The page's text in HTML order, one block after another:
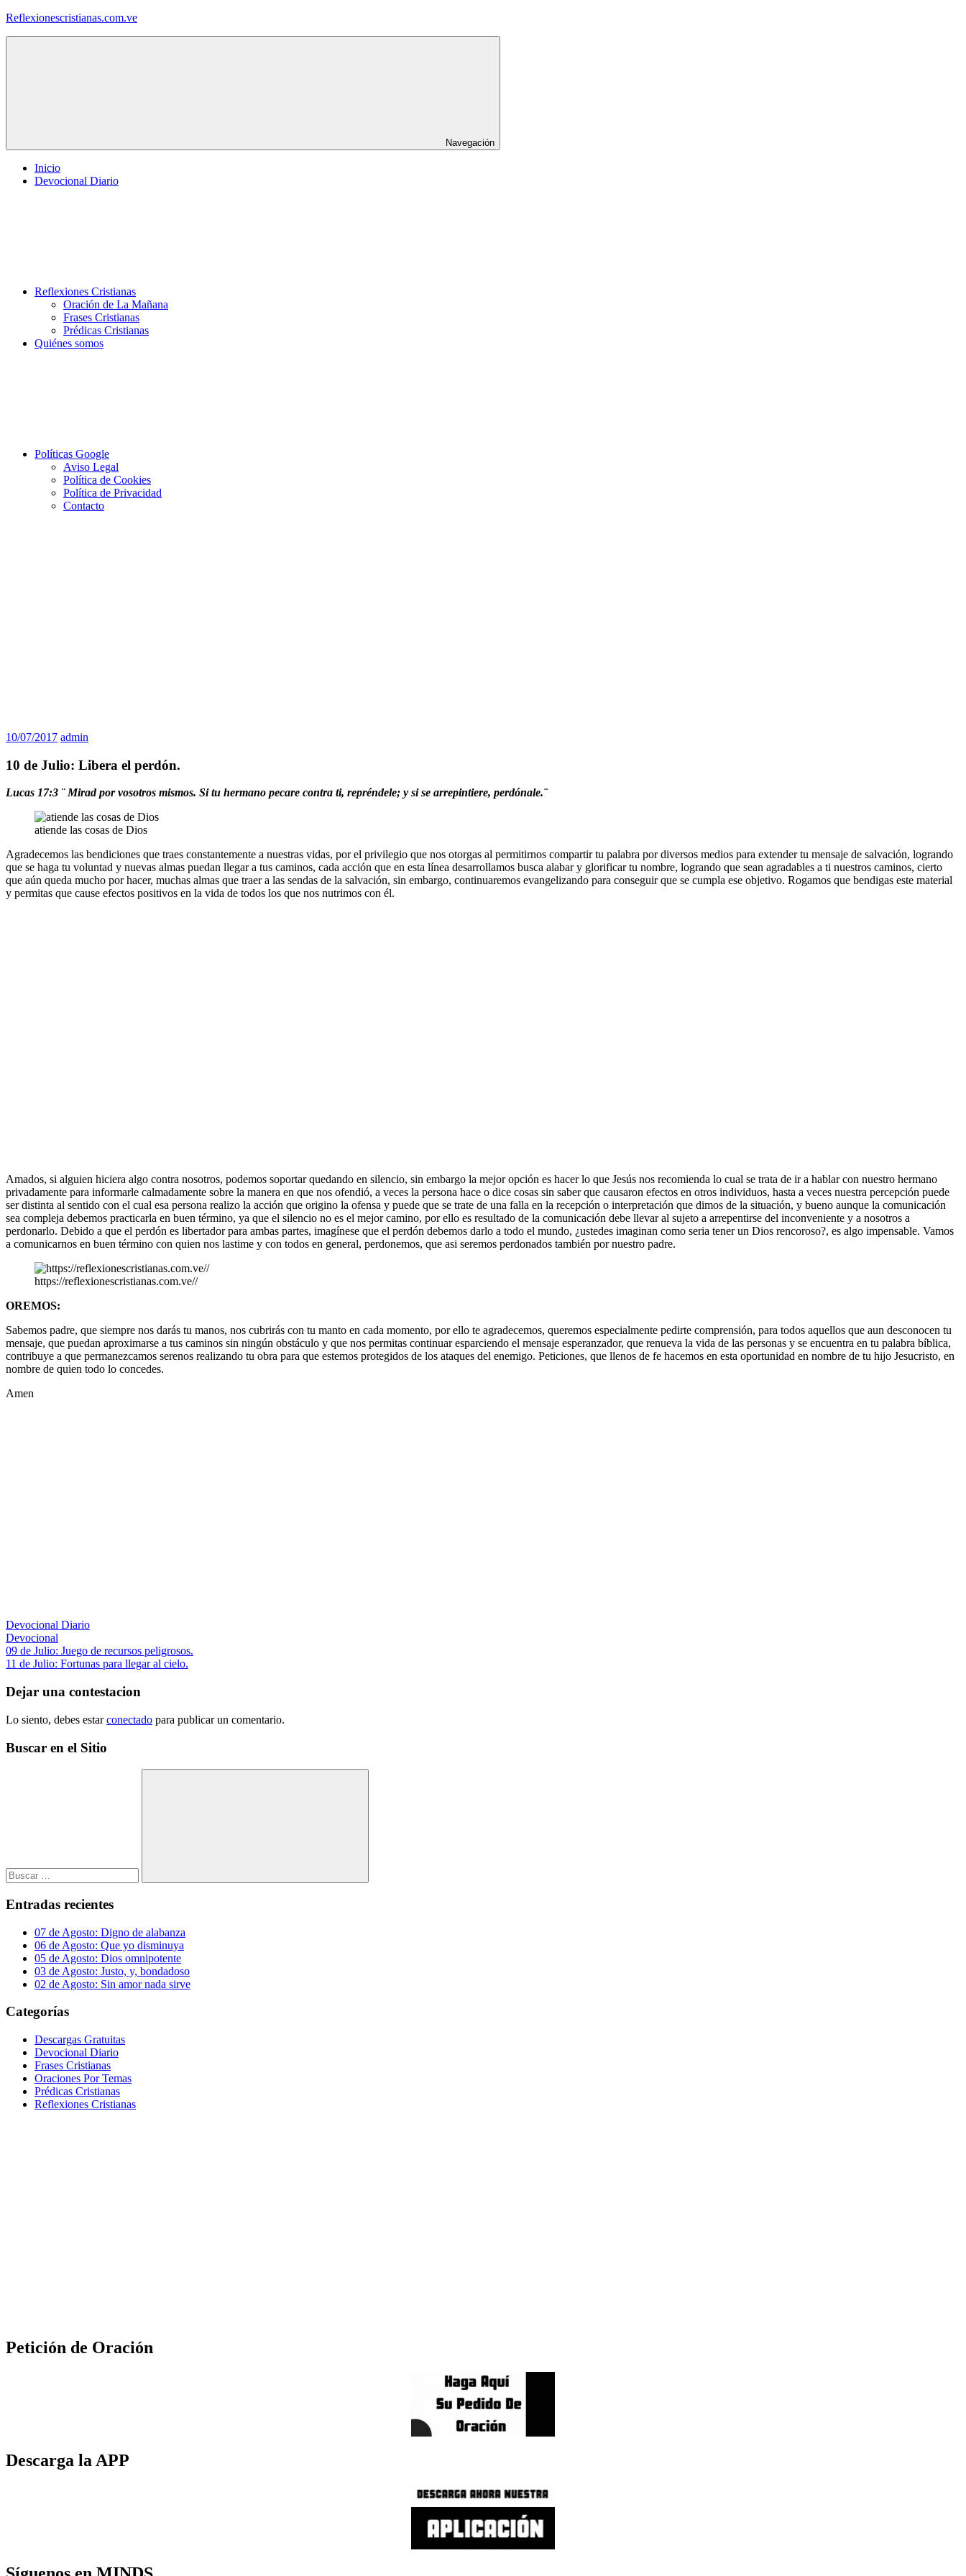
Saltar
Reflexionescristianas.com.ve
Navegación
Inicio
Devocional Diario
Reflexiones Cristianas
Oración de La Mañana
Frases Cristianas
Prédicas Cristianas
Quiénes somos
Políticas Google
Aviso Legal
Política de Cookies
Política de Privacidad
Contacto
10/07/2017 admin
10 de Julio: Libera el perdón.
Lucas 17:3 ¨ Mirad por vosotros mismos. Si tu hermano pecare contra ti, repréndele; y si se arrepintiere, perdónale.¨
atiende las cosas de Dios
Agradecemos las bendiciones que traes constantemente a nuestras vidas, por el privilegio que nos otorgas al permitirnos compartir tu palabra por diversos medios para extender tu mensaje de salvación, logrando
que se haga tu voluntad y nuevas almas puedan llegar a tus caminos, cada acción que en esta línea desarrollamos busca alabar y glorificar tu nombre, logrando que sean agradables a ti nuestros caminos, cierto
que aún queda mucho por hacer, muchas almas que traer a las sendas de la salvación, sin embargo, continuaremos evangelizando para conseguir que se cumpla ese objetivo. Rogamos que bendigas este material
y permitas que cause efectos positivos en la vida de todos los que nos nutrimos con él.
Amados, si alguien hiciera algo contra nosotros, podemos soportar quedando en silencio, sin embargo la mejor opción es hacer lo que Jesús nos recomienda lo cual se trata de ir a hablar con nuestro hermano
privadamente para informarle calmadamente sobre la manera en que nos ofendió, a veces la persona hace o dice cosas sin saber que causaron efectos en otros individuos, hasta a veces nuestra percepción puede
ser distinta al sentido con el cual esa persona realizo la acción que origino la ofensa y puede que se trate de una falla en la recepción o interpretación que dimos de la situación, y bueno aunque la comunicación
sea compleja debemos practicarla en buen término, ya que el silencio no es el mejor camino, por ello es resultado de la comunicación debe llevar al sujeto a arrepentirse del inconveniente y a nosotros a
perdonarlo. Debido a que el perdón es libertador para ambas partes, imagínese que el perdón debemos darlo a todo el mundo, ¿ustedes imaginan como seria tener un Dios rencoroso?, es algo impensable. Vamos
a comunicarnos en buen término con quien nos lastime y con todos en general, perdonemos, que asi seremos perdonados también por nuestro padre.
https://reflexionescristianas.com.ve//
OREMOS:
Sabemos padre, que siempre nos darás tu manos, nos cubrirás con tu manto en cada momento, por ello te agradecemos, queremos especialmente pedirte comprensión, para todos aquellos que aun desconocen tu
mensaje, que puedan aproximarse a tus caminos sin ningún obstáculo y que nos permitas continuar esparciendo el mensaje esperanzador, que renueva la vida de las personas y se encuentra en tu palabra bíblica,
contribuye a que permanezcamos serenos realizando tu obra para que estemos protegidos de los ataques del enemigo. Peticiones, que llenos de fe hacemos en esta oportunidad en nombre de tu hijo Jesucristo, en
nombre de quien todo lo concedes.
Amen
Devocional Diario
Devocional
Navegación
de
entradas
Entrada
anterior:
09 de Julio: Juego de recursos peligrosos.
Siguiente
11 de Julio: Fortunas para llegar al cielo.
Dejar una contestacion
Lo siento, debes estarconectado para publicar un comentario.
Buscar en el Sitio
Buscar
Entradas recientes
07 de Agosto: Digno de alabanza
06 de Agosto: Que yo disminuya
05 de Agosto: Dios omnipotente
03 de Agosto: Justo, y, bondadoso
02 de Agosto: Sin amor nada sirve
Categorías
Descargas Gratuitas
Devocional Diario
Frases Cristianas
Oraciones Por Temas
Prédicas Cristianas
Reflexiones Cristianas
Petición de Oración
Descarga la APP